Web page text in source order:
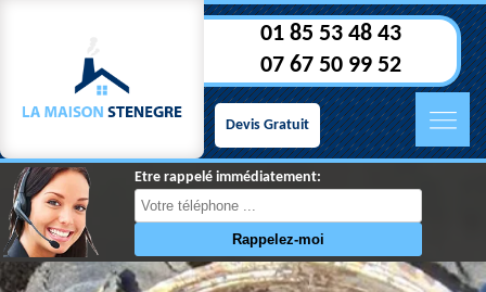
01 85 53 48 43
07 67 50 99 52
Devis Gratuit
Etre rappelé immédiatement: